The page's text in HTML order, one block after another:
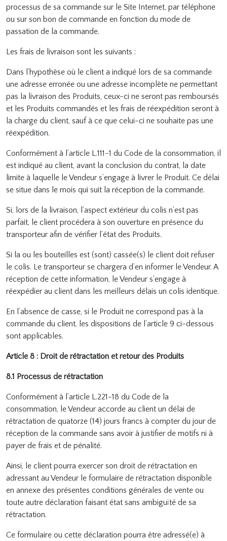
processus de sa commande sur le Site Internet, par téléphone
ou sur son bon de commande en fonction du mode de
passation de la commande.
Les frais de livraison sont les suivants :
Dans l’hypothèse où le client a indiqué lors de sa commande
une adresse erronée ou une adresse incomplète ne permettant
pas la livraison des Produits, ceux-ci ne seront pas remboursés
et les Produits commandés et les frais de réexpédition seront à
la charge du client, sauf à ce que celui-ci ne souhaite pas une
réexpédition.
Conformément à l’article L.111-1 du Code de la consommation, il
est indiqué au client, avant la conclusion du contrat, la date
limite à laquelle le Vendeur s’engage à livrer le Produit. Ce délai
se situe dans le mois qui suit la réception de la commande.
Si, lors de la livraison, l’aspect extérieur du colis n’est pas
parfait, le client procédera à son ouverture en présence du
transporteur afin de vérifier l’état des Produits.
Si la ou les bouteilles est (sont) cassée(s) le client doit refuser
le colis. Le transporteur se chargera d’en informer le Vendeur. A
réception de cette information, le Vendeur s’engage à
réexpédier au client dans les meilleurs délais un colis identique.
En l’absence de casse, si le Produit ne correspond pas à la
commande du client, les dispositions de l’article 9 ci-dessous
sont applicables.
Article 8 : Droit de rétractation et retour des Produits
8.1 Processus de rétractation
Conformément à l’article L.221-18 du Code de la
consommation, le Vendeur accorde au client un délai de
rétractation de quatorze (14) jours francs à compter du jour de
réception de la commande sans avoir à justifier de motifs ni à
payer de frais et de pénalité.
Ainsi, le client pourra exercer son droit de rétractation en
adressant au Vendeur le formulaire de rétractation disponible
en annexe des présentes conditions générales de vente ou
toute autre déclaration faisant état sans ambiguïté de sa
rétractation.
Ce formulaire ou cette déclaration pourra être adressé(e) à